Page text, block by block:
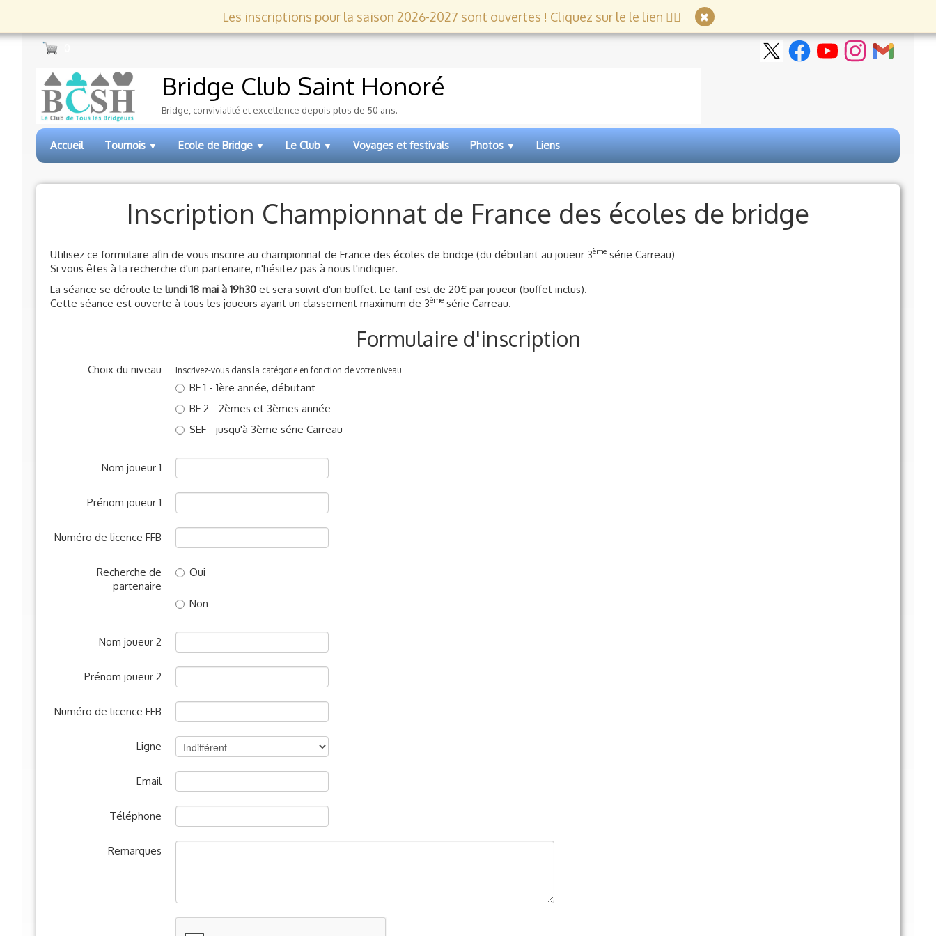
Les inscriptions pour la saison 2026-2027 sont ouvertes ! Cliquez sur le le lien 👇🏻
Bridge Club Saint Honoré
Bridge, convivialité et excellence depuis plus de 50 ans.
Accueil Tournois▼ Ecole de Bridge▼ Le Club▼ Voyages et festivals Photos▼ Liens
Inscription Championnat de France des écoles de bridge
Utilisez ce formulaire afin de vous inscrire au championnat de France des écoles de bridge (du débutant au joueur 3ème série Carreau)
Si vous êtes à la recherche d'un partenaire, n'hésitez pas à nous l'indiquer.
La séance se déroule le lundi 18 mai à 19h30 et sera suivit d'un buffet. Le tarif est de 20€ par joueur (buffet inclus).
Cette séance est ouverte à tous les joueurs ayant un classement maximum de 3ème série Carreau.
Formulaire d'inscription
Choix du niveau Inscrivez-vous dans la catégorie en fonction de votre niveau
BF 1 - 1ère année, débutant
BF 2 - 2èmes et 3èmes année
SEF - jusqu'à 3ème série Carreau
Nom joueur 1
Prénom joueur 1
Numéro de licence FFB
Recherche de
partenaire
Oui
Non
Nom joueur 2
Prénom joueur 2
Numéro de licence FFB
Ligne
Email
Téléphone
Remarques